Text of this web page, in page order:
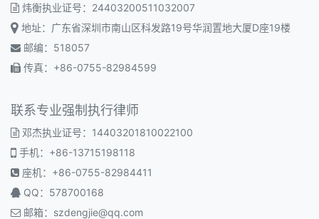
炜衡执业证号：24403200511032007
地址：广东省深圳市南山区科发路19号华润置地大厦D座19楼
邮编：518057
传真：+86-0755-82984599
联系专业强制执行律师
邓杰执业证号：14403201810022100
手机：+86-13715198118
座机：+86-0755-82984411
QQ：578700168
邮箱： szdengjie@qq.com